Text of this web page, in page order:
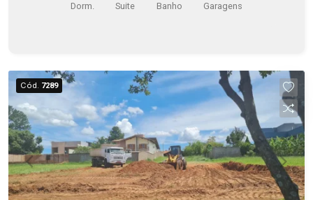
Dorm. Suite Banho Garagens
Cód. 7289